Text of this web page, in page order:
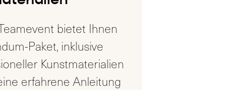
bietet Ihnen
Paket, inklusive
Kunstmaterialien
erfahrene Anleitung